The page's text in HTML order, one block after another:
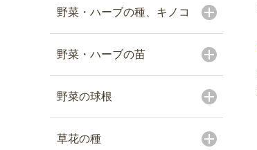
野菜・ハーブの種、キノコ
野菜・ハーブの苗
野菜の球根
草花の種